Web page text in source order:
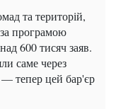
та територій,
програмою
600 тисяч заяв.
саме через
— тепер цей бар'єр